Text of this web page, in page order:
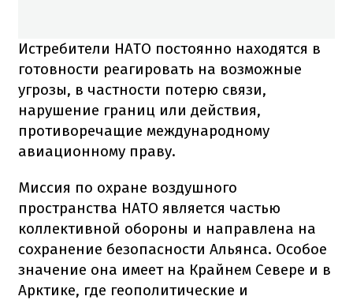
Истребители НАТО постоянно находятся в
готовности реагировать на возможные
угрозы, в частности потерю связи,
нарушение границ или действия,
противоречащие международному
авиационному праву.
Миссия по охране воздушного
пространства НАТО является частью
коллективной обороны и направлена на
сохранение безопасности Альянса. Особое
значение она имеет на Крайнем Севере и в
Арктике, где геополитические и